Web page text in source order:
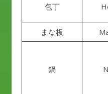
包丁
まな板
鍋